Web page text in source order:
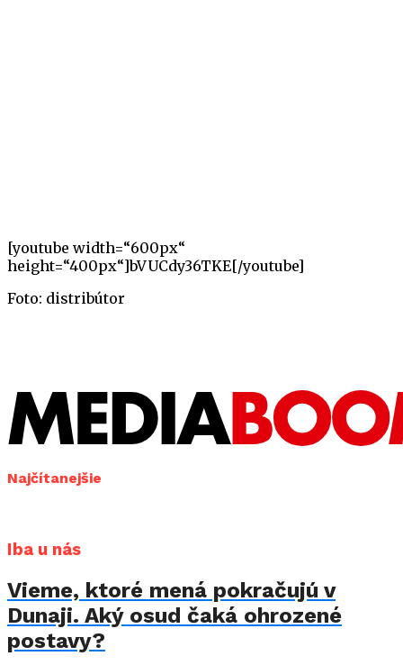
[youtube width=“600px“
height=“400px“]bVUCdy36TKE[/youtube]
Foto: distribútor
Najčítanejšie
Iba u nás
Vieme, ktoré mená pokračujú v
Dunaji. Aký osud čaká ohrozené
postavy?